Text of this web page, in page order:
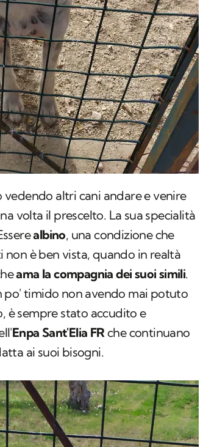
vedendo altri cani andare e venire
volta il prescelto. La sua specialità
albino, una condizione che
è ben vista, quando in realtà
ama la compagnia dei suoi simili.
po' timido non avendo mai potuto
è sempre stato accudito e
Enpa Sant'Elia FRche continuano
ai suoi bisogni.